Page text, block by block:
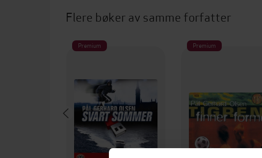
Flere bøker av samme forfatter
Premium Premium